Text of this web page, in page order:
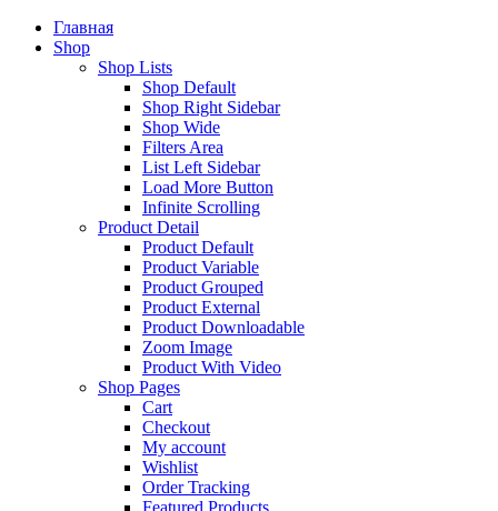
Главная
Shop
Shop Lists
Shop Default
Shop Right Sidebar
Shop Wide
Filters Area
List Left Sidebar
Load More Button
Infinite Scrolling
Product Detail
Product Default
Product Variable
Product Grouped
Product External
Product Downloadable
Zoom Image
Product With Video
Shop Pages
Cart
Checkout
My account
Wishlist
Order Tracking
Featured Products